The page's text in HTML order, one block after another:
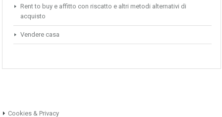
Rent to buy e affitto con riscatto e altri metodi alternativi di
acquisto
Vendere casa
Cookies & Privacy